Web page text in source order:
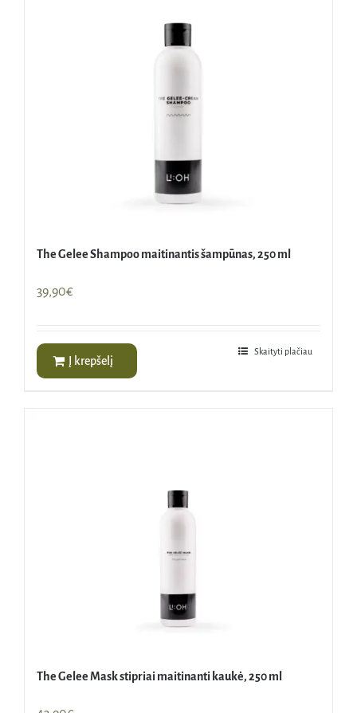
The Gelee Shampoo maitinantis šampūnas, 250 ml
39,90€
Į krepšelį
Skaityti plačiau
The Gelee Mask stipriai maitinanti kaukė, 250 ml